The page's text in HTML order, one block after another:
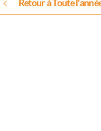
Retour à Toute